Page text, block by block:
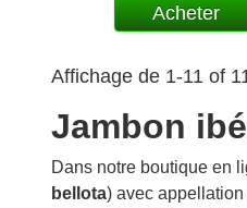
Acheter
Affichage de 1-11 of
Jambon
Dans notre boutique en
bellota) avec